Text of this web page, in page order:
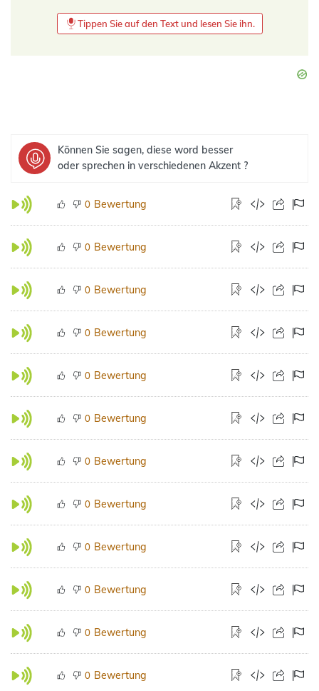
Tippen Sie auf den Text und lesen Sie ihn.
Können Sie sagen, diese word besser
oder sprechen in verschiedenen Akzent ?
0 Bewertung
0 Bewertung
0 Bewertung
0 Bewertung
0 Bewertung
0 Bewertung
0 Bewertung
0 Bewertung
0 Bewertung
0 Bewertung
0 Bewertung
0 Bewertung